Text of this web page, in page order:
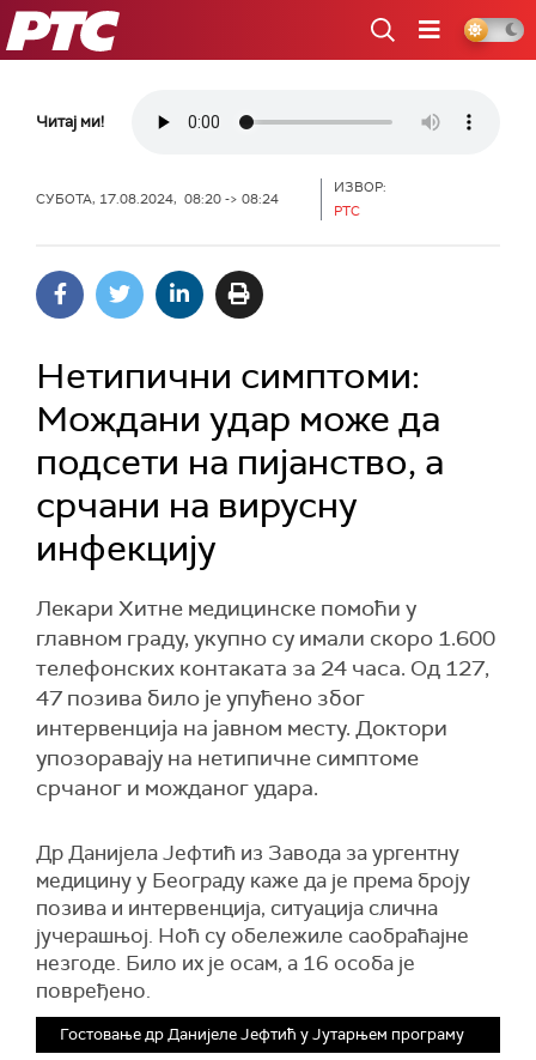
РТС
Читај ми!
СУБОТА, 17.08.2024, 08:20 -> 08:24
ИЗВОР:
РТС
Нетипични симптоми:
Мождани удар може да
подсети на пијанство, а
срчани на вирусну
инфекцију
Лекари Хитне медицинске помоћи у
главном граду, укупно су имали скоро 1.600
телефонских контаката за 24 часа. Од 127,
47 позива било је упућено због
интервенција на јавном месту. Доктори
упозоравају на нетипичне симптоме
срчаног и можданог удара.
Др Данијела Јефтић из Завода за ургентну
медицину у Београду каже да је према броју
позива и интервенција, ситуација слична
јучерашњој. Ноћ су обележиле саобраћајне
незгоде. Било их је осам, а 16 особа је
повређено.
Гостовање др Данијеле Јефтић у Јутарњем програму